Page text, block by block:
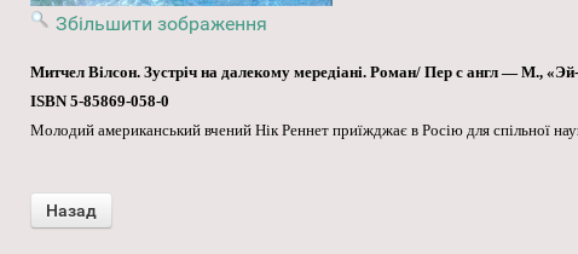
Збільшити зображення
Митчел Вілсон. Зустріч на далекому мередіані. Роман/ Пер с англ — М.,
ISBN 5-85869-058-0
Молодий американський вчений Нік Реннет приїжджає в Росію для спільної